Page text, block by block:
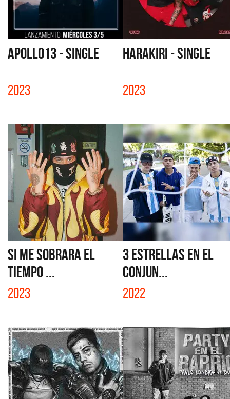
APOLLO13 - SINGLE
2023
HARAKIRI - SINGLE
2023
SI ME SOBRARA EL
TIEMPO ...
2023
3 ESTRELLAS EN EL
CONJUN...
2022